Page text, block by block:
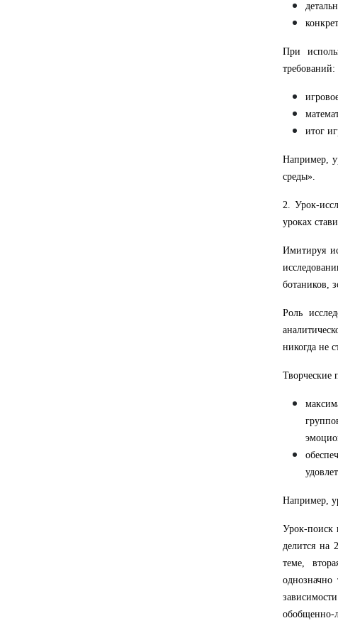
При
требований:
итог
Например,
среды».
2. Урок-
уроках
Имитируя
ботаников,
Роль
никогда не
Творческие
Например,
Урок-поиск
делится на
теме,
обобщенно-